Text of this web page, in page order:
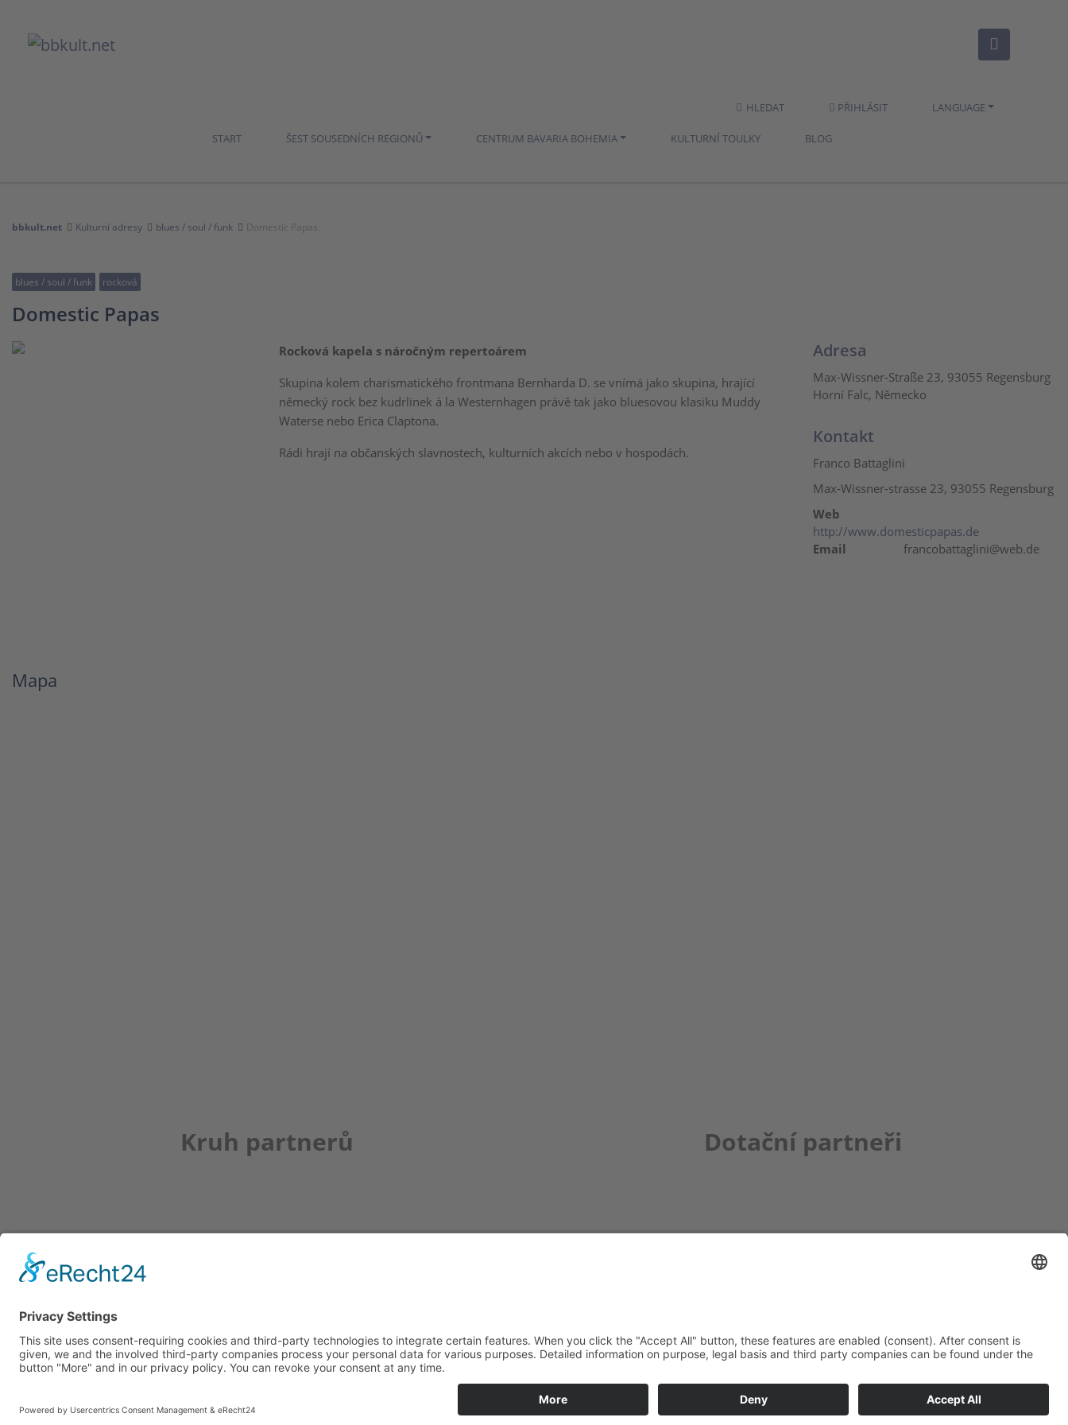
HLEDAT PŘIHLÁSIT LANGUAGE
START ŠEST SOUSEDNÍCH REGIONŮ CENTRUM BAVARIA BOHEMIA KULTURNÍ TOULKY BLOG
bbkult.net Kulturní adresy blues / soul / funk Domestic Papas
blues / soul / funk rocková
Domestic Papas
Rocková kapela s náročným repertoárem
Skupina kolem charismatického frontmana Bernharda D. se vnímá jako skupina, hrající
německý rock bez kudrlinek á la Westernhagen právě tak jako bluesovou klasiku Muddy
Waterse nebo Erica Claptona.
Rádi hrají na občanských slavnostech, kulturních akcích nebo v hospodách.
Adresa
Max-Wissner-Straße 23, 93055 Regensburg
Horní Falc, Německo
Kontakt
Franco Battaglini
Max-Wissner-strasse 23, 93055 Regensburg
Web
http://www.domesticpapas.de
Email
francobattaglini@web.de
Mapa
Kruh partnerů Dotační partneři
K REGISTRACI
Freyung 1, 92539 Schönsee
Tel.:+49 (0)9674 / 92 48 78
veronika.hofinger@cebb.de
© Copyright bbkult.net Kontakt Tiráž Cookies Ochrana osobních údajů